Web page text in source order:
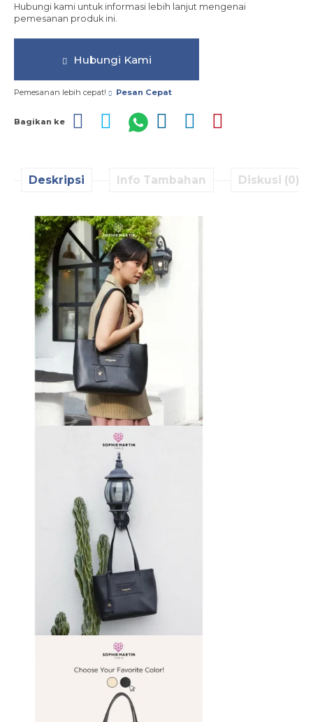
Hubungi kami untuk informasi lebih lanjut mengenai
pemesanan produk ini.
Hubungi Kami
Pemesanan lebih cepat! Pesan Cepat
Bagikan ke
Deskripsi Info Tambahan Diskusi (0)